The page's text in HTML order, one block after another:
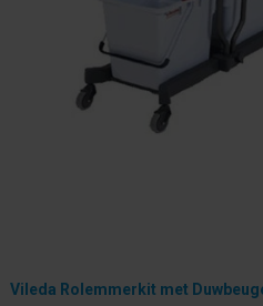
Vileda Rolemmerkit met